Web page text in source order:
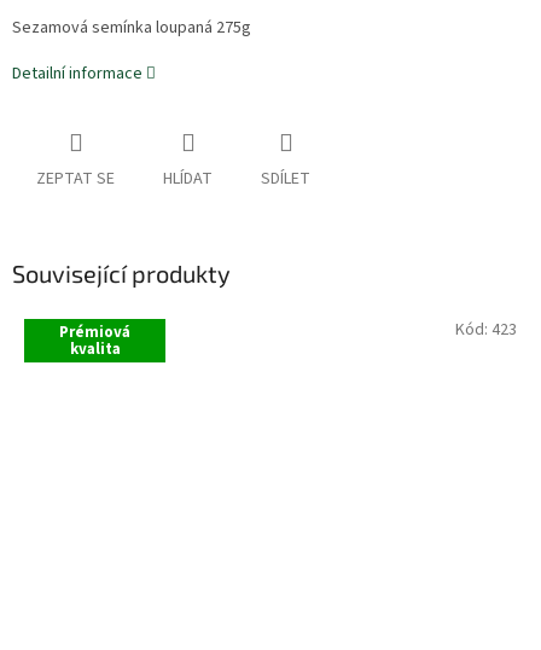
Sezamová semínka loupaná 275g
Detailní informace
ZEPTAT SE HLÍDAT SDÍLET
Související produkty
Prémiová
kvalita
Kód: 423